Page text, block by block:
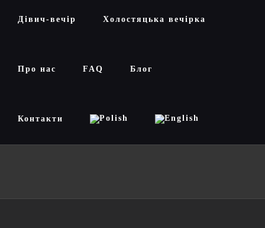
Дівич-вечір Холостяцька вечірка
Про нас FAQ Блог
Контакти